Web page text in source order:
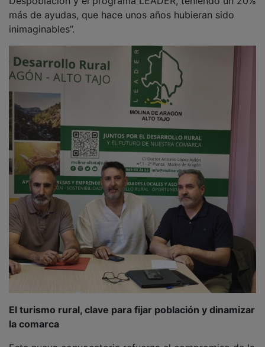
más de ayudas, que hace unos años hubieran sido
inimaginables”.
la comarca